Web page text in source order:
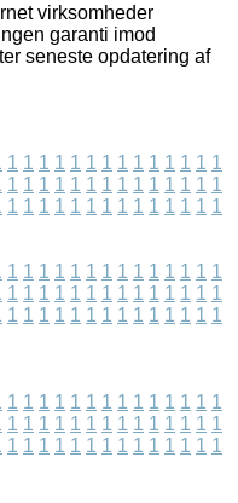
virksomheder
garanti imod
seneste opdatering af
1 1 1 1 1 1 1 1 1 1 1 1 1 1
1 1 1 1 1 1 1 1 1 1 1 1 1 1
1 1 1 1 1 1 1 1 1 1 1 1 1 1
1 1 1 1 1 1 1 1 1 1 1 1 1 1
1 1 1 1 1 1 1 1 1 1 1 1 1 1
1 1 1 1 1 1 1 1 1 1 1 1 1 1
1 1 1 1 1 1 1 1 1 1 1 1 1 1
1 1 1 1 1 1 1 1 1 1 1 1 1 1
1 1 1 1 1 1 1 1 1 1 1 1 1 1